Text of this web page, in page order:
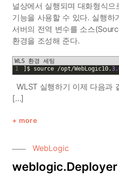
널상에서 실행되며 대화형식
기능을 사용할 수 있다. 실행
서버의 전역 변수를 소스
환경을 조성해 준다.
WLS 환경 세팅
1
$ source /opt/WebLogic10.
WLST 실행하기 이제 다음과
[…]
more
WebLogic
weblogic.Deployer